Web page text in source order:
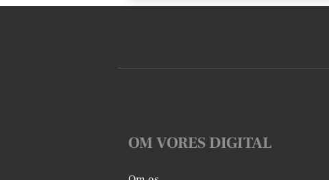
OM VORES DIGITAL